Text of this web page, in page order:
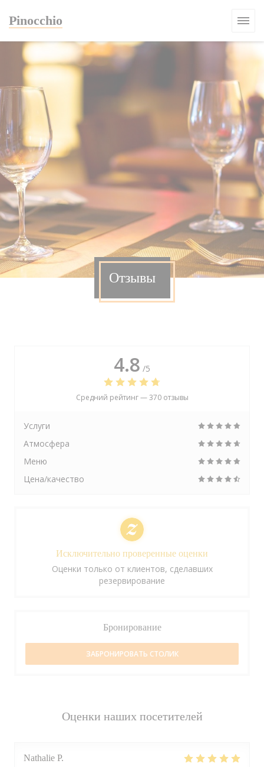
Pinocchio
Отзывы
Оценки наших посетителей
Nathalie P
4.8 /5
Средний рейтинг —370 отзывы
Услуги
Атмосфера
Меню
Цена/качество
Исключительно проверенные оценки
Оценки только от клиентов, сделавших
резервирование
Бронирование
ЗАБРОНИРОВАТЬ СТОЛИК